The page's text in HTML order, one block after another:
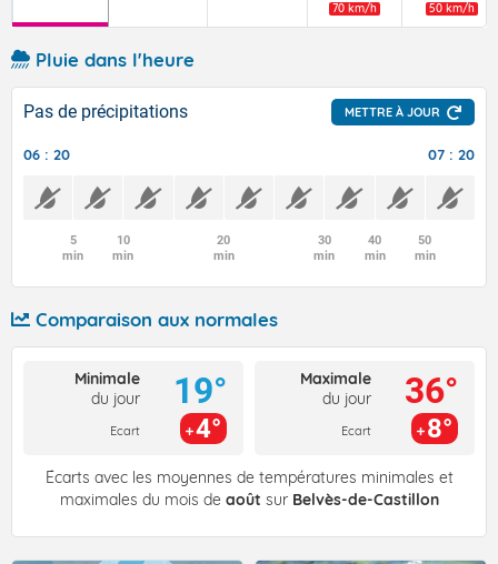
70 km/h 50 km/h
Pluie dans l'heure
Pas de précipitations METTRE À JOUR
06 : 20 07 : 20
5
min
10
min
20
min
30
min
40
min
50
min
Comparaison aux normales
Minimale
du jour
Ecart
19°
4°
Maximale
du jour
Ecart
36°
8°
Écarts avec les moyennes de températures minimales et
maximales du mois de août sur Belvès-de-Castillon